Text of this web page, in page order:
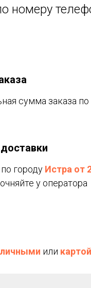
номеру
сумма заказа по
городу Истра от
у оператора
или картой